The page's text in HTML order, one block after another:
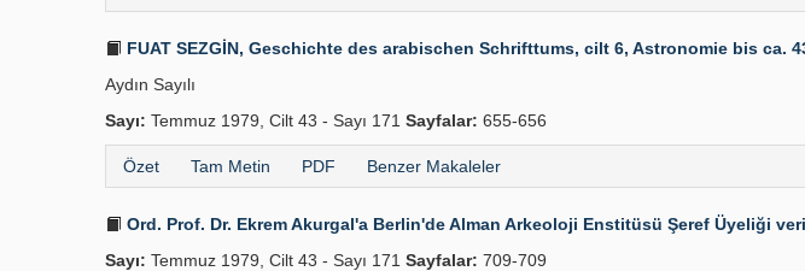
FUAT SEZGİN, Geschichte des arabischen Schrifttums, cilt 6, Astronomie bis ca.
Aydın Sayılı
Sayı: Temmuz 1979, Cilt 43 - Sayı 171 Sayfalar: 655-656
Özet Tam Metin PDF Benzer Makaleler
Ord. Prof. Dr. Ekrem Akurgal'a Berlin'de Alman Arkeoloji Enstitüsü Şeref Üyeliği
Sayı: Temmuz 1979, Cilt 43 - Sayı 171 Sayfalar: 709-709